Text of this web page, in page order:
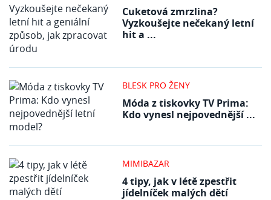
Cuketová zmrzlina?
Vyzkoušejte nečekaný letní
hit a ...
BLESK PRO ŽENY
Móda z tiskovky TV Prima:
Kdo vynesl nejpovednější ...
MIMIBAZAR
4 tipy, jak v létě zpestřit
jídelníček malých dětí